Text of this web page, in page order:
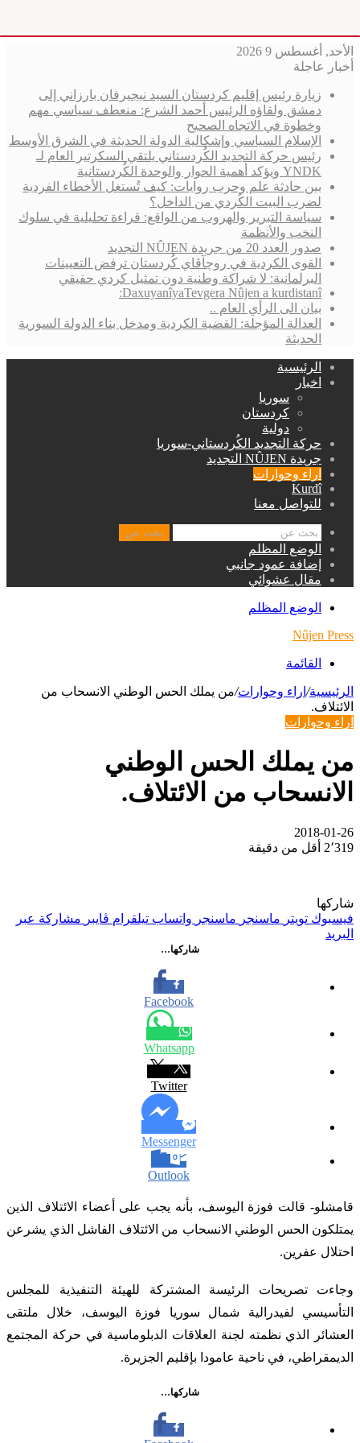
الأحد, أغسطس 9 2026
أخبار عاجلة
زيارة رئيس إقليم كردستان السيد نيجيرفان بارزاني إلى
دمشق ولقاؤه الرئيس أحمد الشرع: منعطف سياسي مهم
وخطوة في الاتجاه الصحيح
الإسلام السياسي وإشكالية الدولة الحديثة في الشرق الأوسط
رئيس حركة التجديد الكُردستاني يلتقي السكرتير العام لـ
YNDK ويؤكد أهمية الحوار والوحدة الكُردستانية
بين حادثة علم وحرب روايات: كيف تُستغل الأخطاء الفردية
لضرب البيت الكُردي من الداخل؟
سياسة التبرير والهروب من الواقع: قراءة تحليلية في سلوك
النخب والأنظمة
صدور العدد 20 من جريدة NÛJEN التجديد
القوى الكردية في روچآڤاي كُردستان ترفض التعيينات
البرلمانية: لا شراكة وطنية دون تمثيل كردي حقيقي
DaxuyanîyaTevgera Nûjen a kurdistanî:
بيان الى الرأي العام ..
العدالة المؤجلة: القضية الكردية ومدخل بناء الدولة السورية
الحديثة
الرئيسية
اخبار
سوريا
كردستان
دولية
حركة التجديد الكُردستاني-سوريا
جريدة NÛJEN التجديد
اراء وحوارات
Kurdî
للتواصل معنا
بحث عن
الوضع المظلم
إضافة عمود جانبي
مقال عشوائي
الوضع المظلم
Nûjen Press
القائمة
الرئيسية/ اراء وحوارات/من يملك الحس الوطني الانسحاب من
الائتلاف.
اراء وحوارات
من يملك الحس الوطني
الانسحاب من الائتلاف.
2018-01-26
2٬319 أقل من دقيقة
شاركها
فيسبوك تويتر ماسنجر ماسنجر واتساب تيلقرام ڤايبر مشاركة عبر
البريد
شاركها…
Facebook
Whatsapp
Twitter
Messenger
Outlook
قامشلو- قالت فوزة اليوسف، بأنه يجب على أعضاء الائتلاف الذين
يمتلكون الحس الوطني الانسحاب من الائتلاف الفاشل الذي يشرعن
احتلال عفرين.
وجاءت تصريحات الرئيسة المشتركة للهيئة التنفيذية للمجلس
التأسيسي لفيدرالية شمال سوريا فوزة اليوسف، خلال ملتقى
العشائر الذي نظمته لجنة العلاقات الدبلوماسية في حركة المجتمع
الديمقراطي، في ناحية عامودا بإقليم الجزيرة.
شاركها…